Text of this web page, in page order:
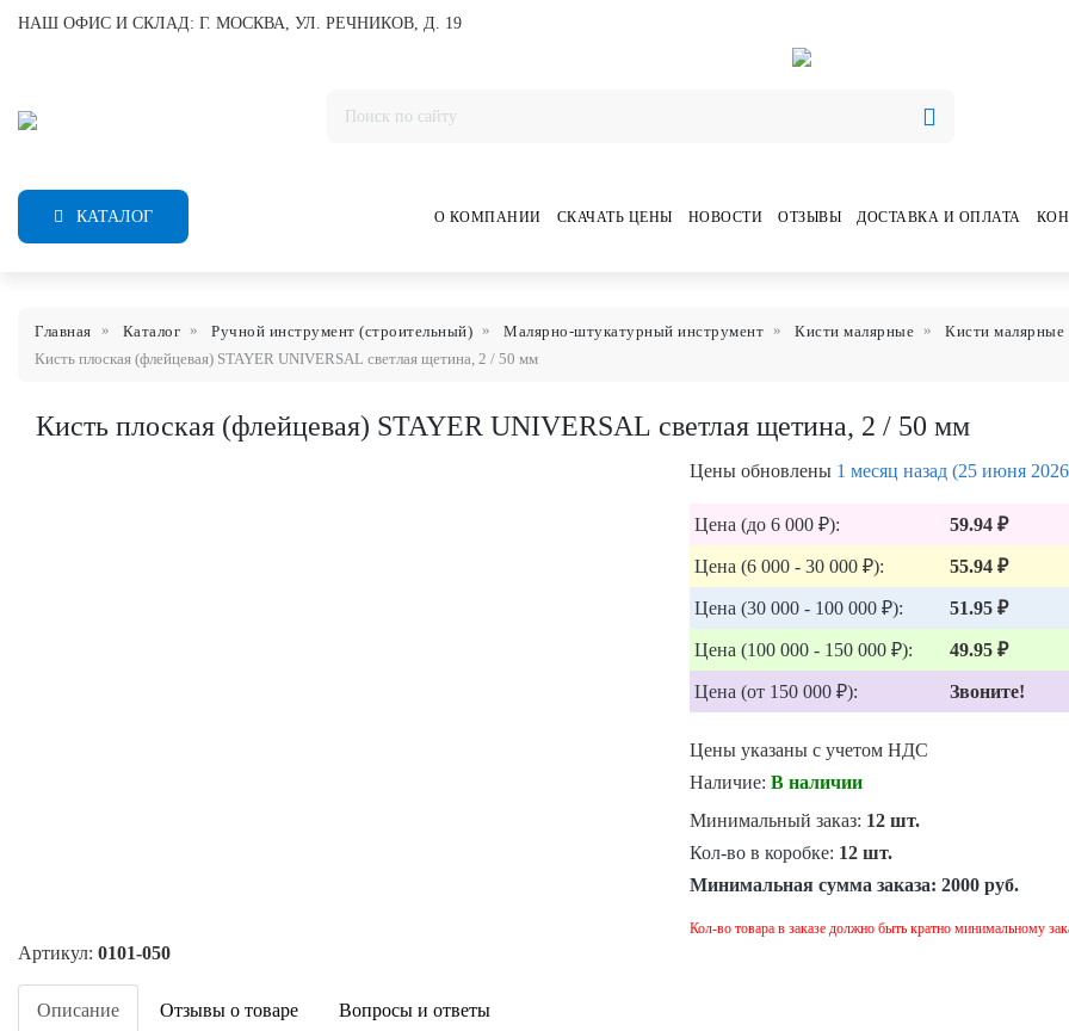
НАШ ОФИС И СКЛАД: Г. МОСКВА, УЛ. РЕЧНИКОВ, Д. 19
КАТАЛОГ О КОМПАНИИ СКАЧАТЬ ЦЕНЫ НОВОСТИ ОТЗЫВЫ ДОСТАВКА И ОПЛАТА
Главная Каталог Ручной инструмент (строительный) Малярно-штукатурный инструмент Кисти малярные
Кисти малярные
Кисть плоская (флейцевая) STAYER UNIVERSAL светлая щетина, 2 / 50 мм
Кисть плоская (флейцевая) STAYER UNIVERSAL светлая щетина, 2 / 50 мм
Цены обновлены 1 месяц назад (25 июня
Цена (до 6 000 ₽): 59.94 ₽
Цена (6 000 - 30 000 ₽): 55.94 ₽
Цена (30 000 - 100 000 ₽): 51.95 ₽
Цена (100 000 - 150 000 ₽): 49.95 ₽
Цена (от 150 000 ₽): Звоните!
Цены указаны с учетом НДС
Наличие: В наличии
Минимальный заказ: 12 шт.
Кол-во в коробке: 12 шт.
Минимальная сумма заказа: 2000 руб.
Кол-во товара в заказе должно быть кратно минимальному
Артикул: 0101-050
Описание Отзывы о товаре Вопросы и ответы